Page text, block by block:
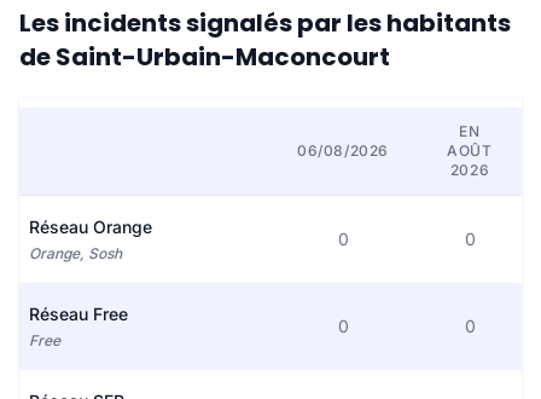
Les incidents signalés par les habitants
de Saint-Urbain-Maconcourt
06/08/2026
EN
AOÛT
2026
Réseau Orange
Orange, Sosh
0 0
Réseau Free
Free
0 0